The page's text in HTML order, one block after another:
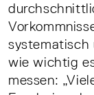
systematisch
wie wichtig
messen: